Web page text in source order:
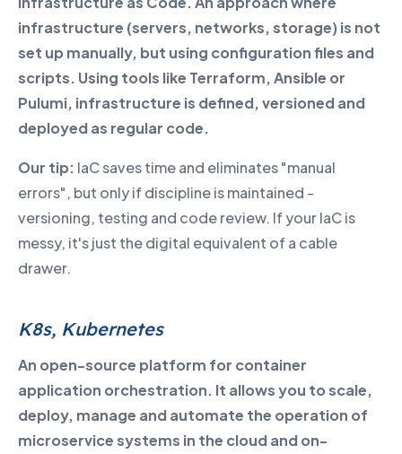
infrastructure (servers, networks, storage) is not
set up manually, but using configuration files and
scripts. Using tools like Terraform, Ansible or
Pulumi, infrastructure is defined, versioned and
deployed as regular code.
Our tip: IaC saves time and eliminates "manual
errors", but only if discipline is maintained -
versioning, testing and code review. If your IaC is
messy, it's just the digital equivalent of a cable
drawer.
K8s, Kubernetes
An open-source platform for container
application orchestration. It allows you to scale,
deploy, manage and automate the operation of
microservice systems in the cloud and on-